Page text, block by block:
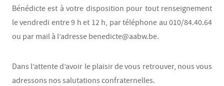
Bénédicte est à votre disposition pour tout renseignement
le vendredi entre 9 h et 12 h, par téléphone au 010/84.40.64
ou par mail à l’adresse benedicte@aabw.be.
Dans l’attente d’avoir le plaisir de vous retrouver, nous vous
adressons nos salutations confraternelles.